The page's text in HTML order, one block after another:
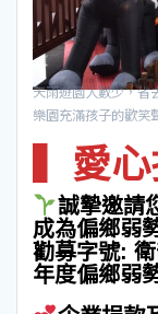
天雨遊園人數少，省
樂園充滿孩子的歡笑
愛
誠摯邀請
成為偏鄉弱
勸募字號:
年度偏鄉弱